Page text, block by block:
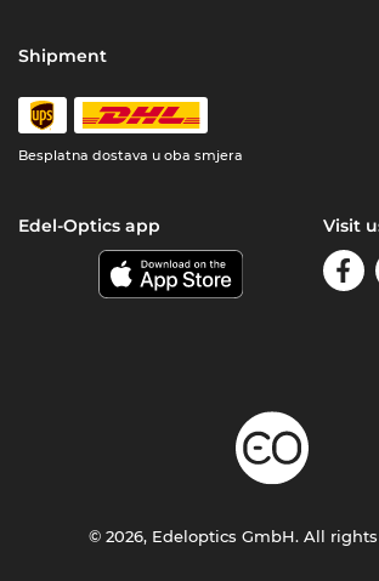
Shipment
Besplatna dostava u oba smjera
Edel-Optics app Visit
© 2026, Edeloptics GmbH. All